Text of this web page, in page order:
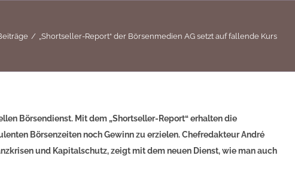
„Shortseller-Report“ der Börsenmedien AG setzt auf fallende Kurs
Börsendienst. Mit dem „Shortseller-Report“ erhalten die
Börsenzeiten noch Gewinn zu erzielen. Chefredakteur André
und Kapitalschutz, zeigt mit dem neuen Dienst, wie man auch